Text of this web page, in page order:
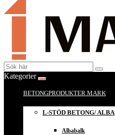
Kategorier
BETONGPRODUKTER MARK
L-STÖD BETONG/ ALBA
Albabalk